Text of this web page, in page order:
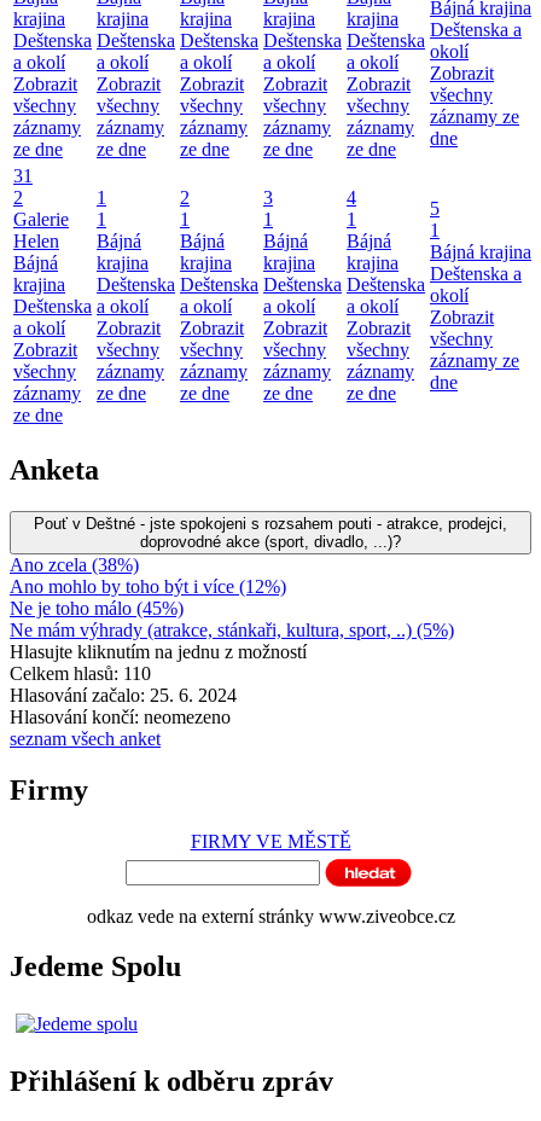
krajina
Deštenska
a okolí
Zobrazit
všechny
záznamy
ze dne
krajina
Deštenska
a okolí
Zobrazit
všechny
záznamy
ze dne
krajina
Deštenska
a okolí
Zobrazit
všechny
záznamy
ze dne
krajina
Deštenska
a okolí
Zobrazit
všechny
záznamy
ze dne
krajina
Deštenska
a okolí
Zobrazit
všechny
záznamy
ze dne
Bájná krajina
Deštenska a
okolí
Zobrazit
všechny
záznamy ze
dne
31
2
Galerie
Helen
Bájná
krajina
Deštenska
a okolí
Zobrazit
všechny
záznamy
ze dne
1
1
Bájná
krajina
Deštenska
a okolí
Zobrazit
všechny
záznamy
ze dne
2
1
Bájná
krajina
Deštenska
a okolí
Zobrazit
všechny
záznamy
ze dne
3
1
Bájná
krajina
Deštenska
a okolí
Zobrazit
všechny
záznamy
ze dne
4
1
Bájná
krajina
Deštenska
a okolí
Zobrazit
všechny
záznamy
ze dne
5
1
Bájná krajina
Deštenska a
okolí
Zobrazit
všechny
záznamy ze
dne
Anketa
Pouť v Deštné - jste spokojeni s rozsahem pouti - atrakce, prodejci,
doprovodné akce (sport, divadlo, ...)?
Ano zcela (38%)
Ano mohlo by toho být i více (12%)
Ne je toho málo (45%)
Ne mám výhrady (atrakce, stánkaři, kultura, sport, ..) (5%)
Hlasujte kliknutím na jednu z možností
Celkem hlasů: 110
Hlasování začalo: 25. 6. 2024
Hlasování končí: neomezeno
seznam všech anket
Firmy
FIRMY VE MĚSTĚ
odkaz vede na externí stránky www.ziveobce.cz
Jedeme Spolu
Přihlášení k odběru zpráv